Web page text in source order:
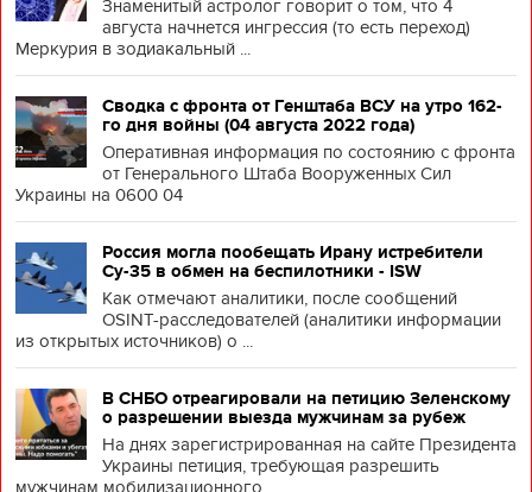
Знаменитый астролог говорит о том, что 4
августа начнется ингрессия (то есть переход)
Меркурия в зодиакальный ...
Сводка с фронта от Генштаба ВСУ на утро 162-
го дня войны (04 августа 2022 года)
Оперативная информация по состоянию с фронта
от Генерального Штаба Вооруженных Сил
Украины на 0600 04
Россия могла пообещать Ирану истребители
Су-35 в обмен на беспилотники - ISW
Как отмечают аналитики, после сообщений
OSINT-расследователей (аналитики информации
из открытых источников) о ...
В СНБО отреагировали на петицию Зеленскому
о разрешении выезда мужчинам за рубеж
На днях зарегистрированная на сайте Президента
Украины петиция, требующая разрешить
мужчинам мобилизационного ...